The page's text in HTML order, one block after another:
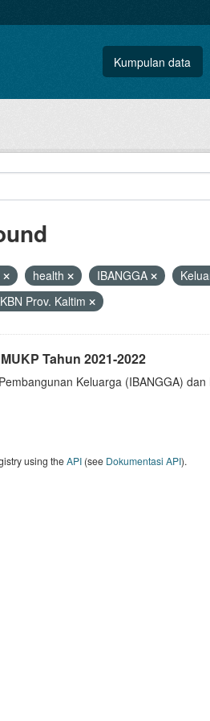
Kumpulan data
health IBANGGA
Prov. Kaltim
Tahun 2021-2022
Keluarga (IBANGGA)
using theAPI(see Dokumentasi API).